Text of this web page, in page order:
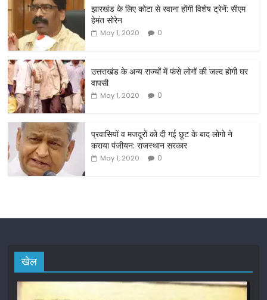
e
b
o
o
k
er e
झारखंड के लिए कोटा से रवाना होंगी विशेष ट्रेनें: सीएम
हेमंत सोरेन
May 1, 2020 0
उत्तराखंड के अन्य राज्यों में फंसे लोगों की जल्द होगी घर
वापसी
May 1, 2020 0
प्रवासियों व मजदूरों को दी गई छूट के बाद लोगो ने
कराया पंजीयन: राजस्थान सरकार
May 1, 2020 0
खेल